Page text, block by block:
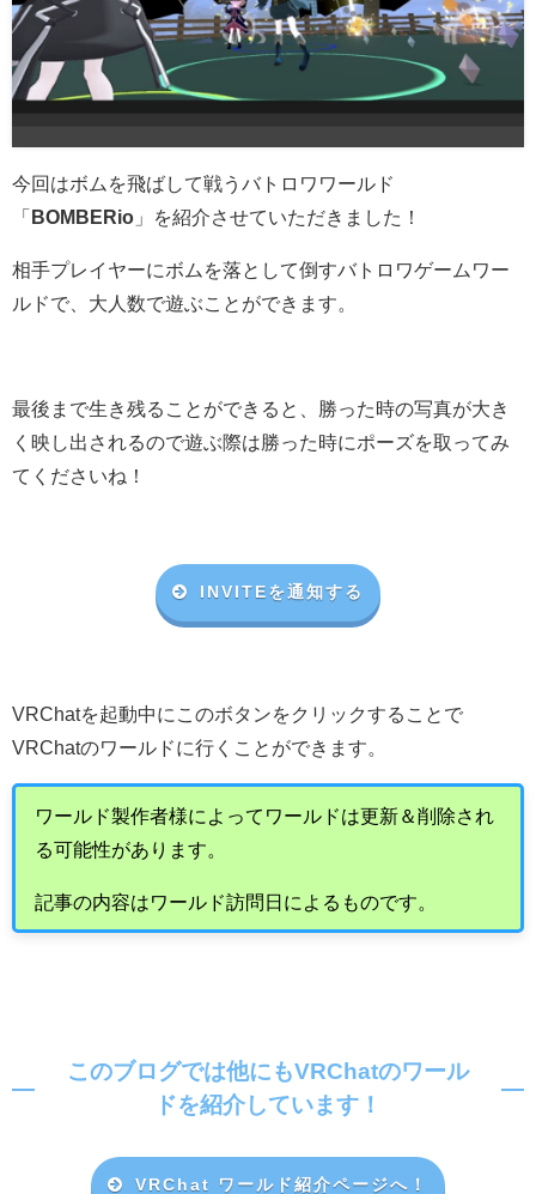
今回はボムを飛ばして戦うバトロワワールド
「 BOMBERio 」を紹介させていただきました！
相手プレイヤーにボムを落として倒すバトロワゲームワー
ルドで、大人数で遊ぶことができます。
最後まで生き残ることができると、勝った時の写真が大き
く映し出されるので遊ぶ際は勝った時にポーズを取ってみ
てくださいね！
INVITEを通知する
VRChatを起動中にこのボタンをクリックすることで
VRChatのワールドに行くことができます。
ワールド製作者様によってワールドは更新＆削除され
る可能性があります。
記事の内容はワールド訪問日によるものです。
このブログでは他にもVRChatのワール
ドを紹介しています！
VRChat ワールド紹介ページへ！